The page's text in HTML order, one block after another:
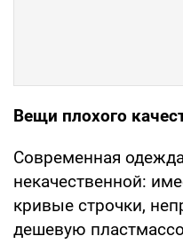
Вещи плохого
Современная
некачественной:
кривые строчки,
дешевую